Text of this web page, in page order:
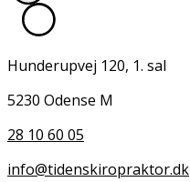
Hunderupvej 120, 1. sal
5230 Odense M
28 10 60 05
info@tidenskiropraktor.dk